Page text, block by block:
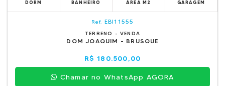
DORM BANHEIRO ÁREA M2 GARAGEM
Ref. EBI11555
TERRENO - VENDA
DOM JOAQUIM - BRUSQUE
R$ 180.500,00
Chamar no WhatsApp AGORA